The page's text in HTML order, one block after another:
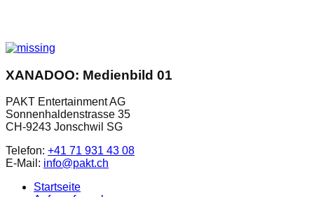
XANADOO: Medienbild 01
PAKT Entertainment AG
Sonnenhaldenstrasse 35
CH-9243 Jonschwil SG
Telefon: +41 71 931 43 08
E-Mail: info@pakt.ch
Startseite